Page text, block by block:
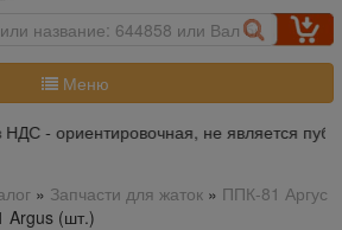
Меню
- ориентировочная, не является
» Запчасти для жаток» ППК-81 Аргус
Argus (шт.)